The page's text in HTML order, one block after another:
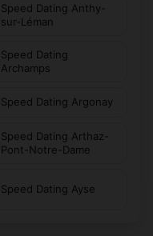
Speed Dating Anthy-
sur-Léman
Speed Dating
Archamps
Speed Dating Argonay
Speed Dating Arthaz-
Pont-Notre-Dame
Speed Dating Ayse